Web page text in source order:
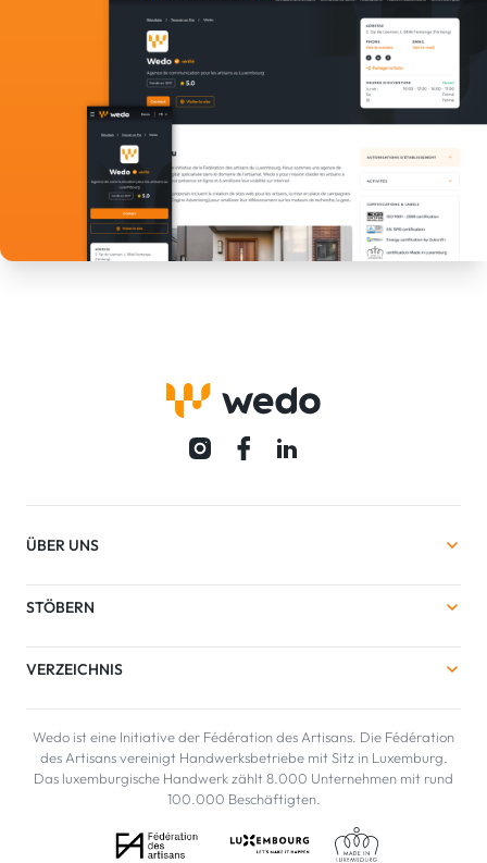
ÜBER UNS
STÖBERN
VERZEICHNIS
Wedo ist eine Initiative der Fédération des Artisans. Die Fédération
des Artisans vereinigt Handwerksbetriebe mit Sitz in Luxemburg.
Das luxemburgische Handwerk zählt 8.000 Unternehmen mit rund
100.000 Beschäftigten.